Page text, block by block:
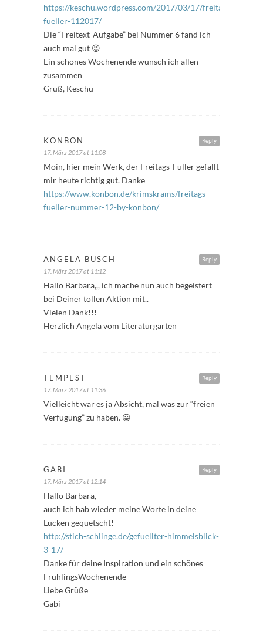
https://keschu.wordpress.com/2017/03/17/freitags-
fueller-112017/
Die “Freitext-Aufgabe” bei Nummer 6 fand ich
auch mal gut 😉
Ein schönes Wochenende wünsch ich allen
zusammen
Gruß, Keschu
Reply
KONBON
17. März 2017 at 11:08
Moin, hier mein Werk, der Freitags-Füller gefällt
mir heute richtig gut. Danke
https://www.konbon.de/krimskrams/freitags-
fueller-nummer-12-by-konbon/
Reply
ANGELA BUSCH
17. März 2017 at 11:12
Hallo Barbara,,, ich mache nun auch begeistert
bei Deiner tollen Aktion mit..
Vielen Dank!!!
Herzlich Angela vom Literaturgarten
Reply
TEMPEST
17. März 2017 at 11:36
Vielleicht war es ja Absicht, mal was zur “freien
Verfügung” zu haben. 😀
Reply
GABI
17. März 2017 at 12:14
Hallo Barbara,
auch ich hab wieder meine Worte in deine
Lücken gequetscht!
http://stich-schlinge.de/gefuellter-himmelsblick-
3-17/
Danke für deine Inspiration und ein schönes
FrühlingsWochenende
Liebe Grüße
Gabi